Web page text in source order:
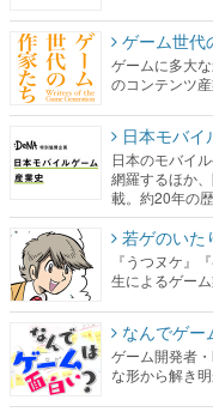
ゲーム世代
ゲームに多大
のコンテンツ
日本モバイ
日本のモバイ
網羅するほか
載。約20年の
若ゲのいた
『うつヌケ』
生によるゲー
なんでゲー
ゲーム開発者
な形から解き